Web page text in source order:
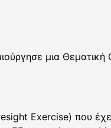
μια Θεματική
Exercise) που